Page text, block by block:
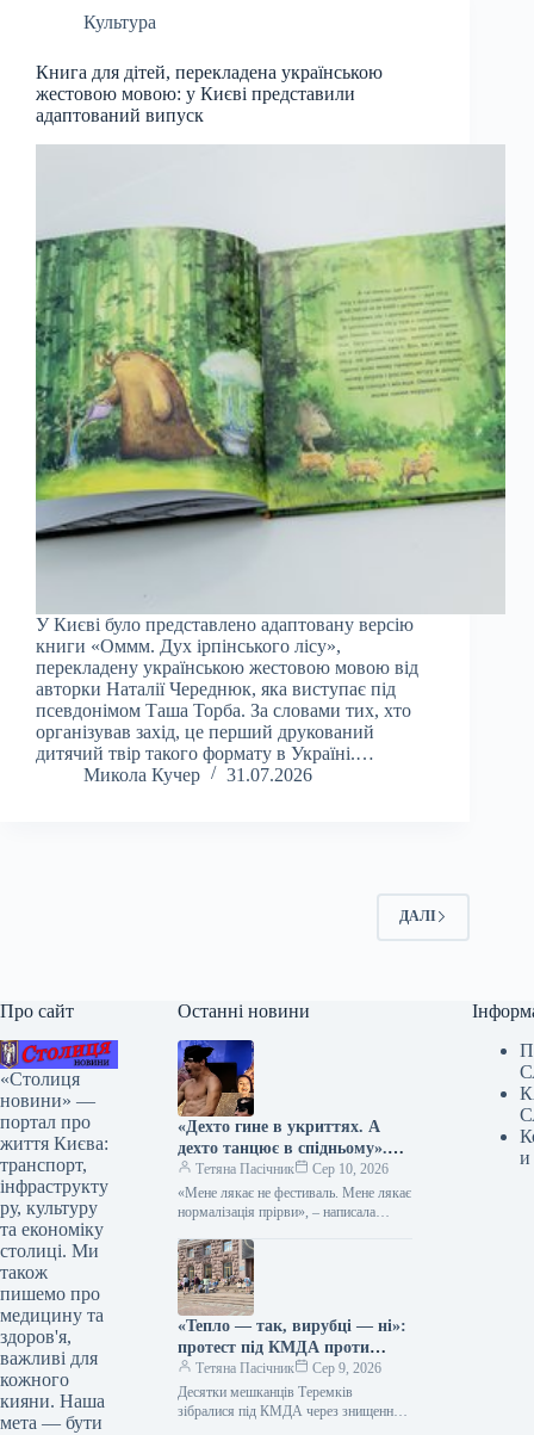
Культура
Книга для дітей, перекладена українською
жестовою мовою: у Києві представили
адаптований випуск
У Києві було представлено адаптовану версію
книги «Оммм. Дух ірпінського лісу»,
перекладену українською жестовою мовою від
авторки Наталії Череднюк, яка виступає під
псевдонімом Таша Торба. За словами тих, хто
організував захід, це перший друкований
дитячий твір такого формату в Україні.…
Микола Кучер
31.07.2026
ДАЛІ
Про сайт
«Столиця
новини» —
портал про
життя Києва:
транспорт,
інфраструкту
ру, культуру
та економіку
столиці. Ми
також
пишемо про
медицину та
здоров'я,
важливі для
кожного
кияни. Наша
мета — бути
Останні новини
«Дехто гине в укриттях. А
дехто танцює в спідньому».
Медикиня розкритикувала
відомий етнофестиваль у
Києві
Тетяна Пасічник
Сер 10, 2026
«Мене лякає не фестиваль. Мене лякає
нормалізація прірви», – написала
який становить важливу складову
свята –…
«Тепло — так, вирубці — ні»:
протест під КМДА проти
знищення дерев на Теремках
Тетяна Пасічник
Сер 9, 2026
Десятки мешканців Теремків
зібралися під КМДА через знищення
и